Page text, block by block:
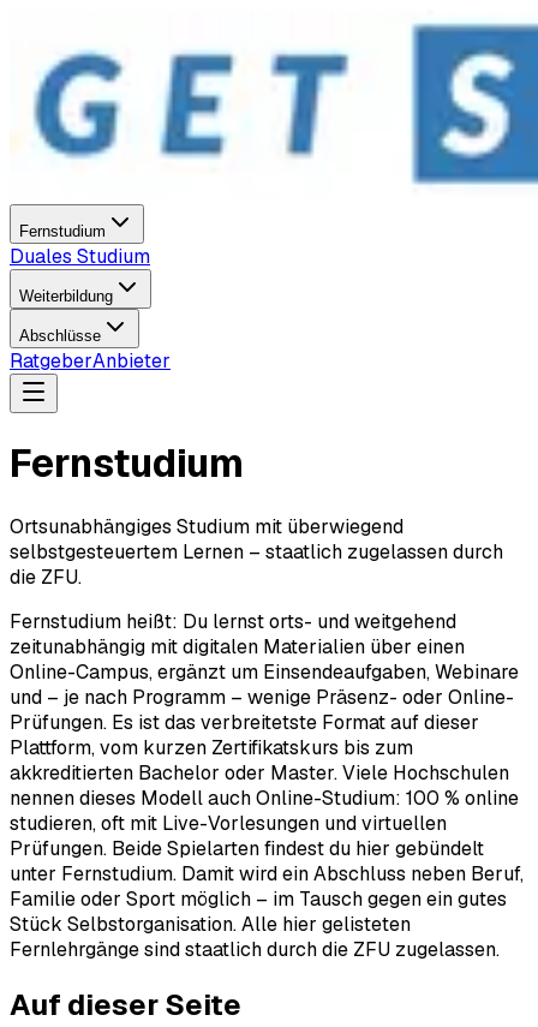
Fernstudium
Duales Studium
Weiterbildung
Abschlüsse
RatgeberAnbieter
Fernstudium
Ortsunabhängiges Studium mit überwiegend
selbstgesteuertem Lernen – staatlich zugelassen durch
die ZFU.
Fernstudium heißt: Du lernst orts- und weitgehend
zeitunabhängig mit digitalen Materialien über einen
Online-Campus, ergänzt um Einsendeaufgaben, Webinare
und – je nach Programm – wenige Präsenz- oder Online-
Prüfungen. Es ist das verbreitetste Format auf dieser
Plattform, vom kurzen Zertifikatskurs bis zum
akkreditierten Bachelor oder Master. Viele Hochschulen
nennen dieses Modell auch Online-Studium: 100 % online
studieren, oft mit Live-Vorlesungen und virtuellen
Prüfungen. Beide Spielarten findest du hier gebündelt
unter Fernstudium. Damit wird ein Abschluss neben Beruf,
Familie oder Sport möglich – im Tausch gegen ein gutes
Stück Selbstorganisation. Alle hier gelisteten
Fernlehrgänge sind staatlich durch die ZFU zugelassen.
Auf dieser Seite